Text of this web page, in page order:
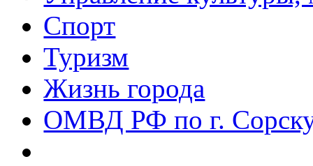
Спорт
Туризм
Жизнь города
ОМВД РФ по г.